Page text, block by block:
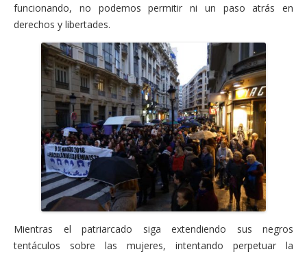
funcionando, no podemos permitir ni un paso atrás en
derechos y libertades.
Mientras el patriarcado siga extendiendo sus negros
tentáculos sobre las mujeres, intentando perpetuar la